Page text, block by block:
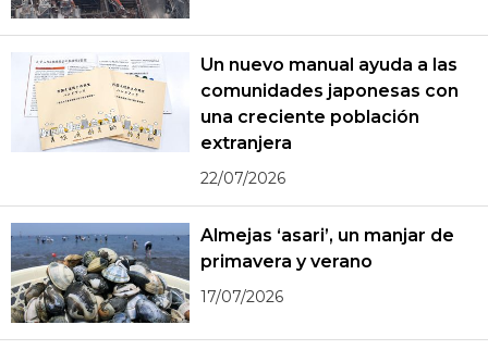
Un nuevo manual ayuda a las
comunidades japonesas con
una creciente población
extranjera
22/07/2026
Almejas ‘asari’, un manjar de
primavera y verano
17/07/2026